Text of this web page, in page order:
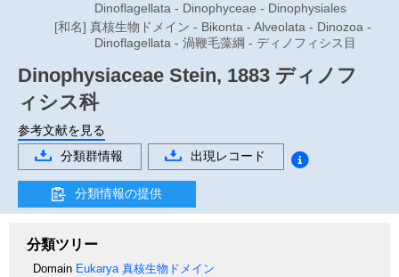
Dinoflagellata - Dinophyceae - Dinophysiales
[和名] 真核生物ドメイン - Bikonta - Alveolata - Dinozoa -
Dinoflagellata - 渦鞭毛藻綱 - ディノフィシス目
Dinophysiaceae Stein, 1883 ディノフ
ィシス科
参考文献を見る
分類群情報
出現レコード
分類情報の提供
分類ツリー
Domain Eukarya 真核生物ドメイン